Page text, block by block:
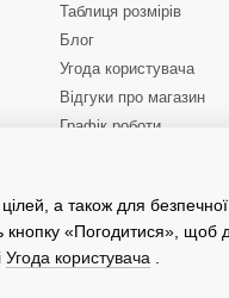
Таблиця розмірів
Блог
Угода користувача
Відгуки про магазин
Графік роботи
а також для
«Погодитися», щоб
Угода користувача